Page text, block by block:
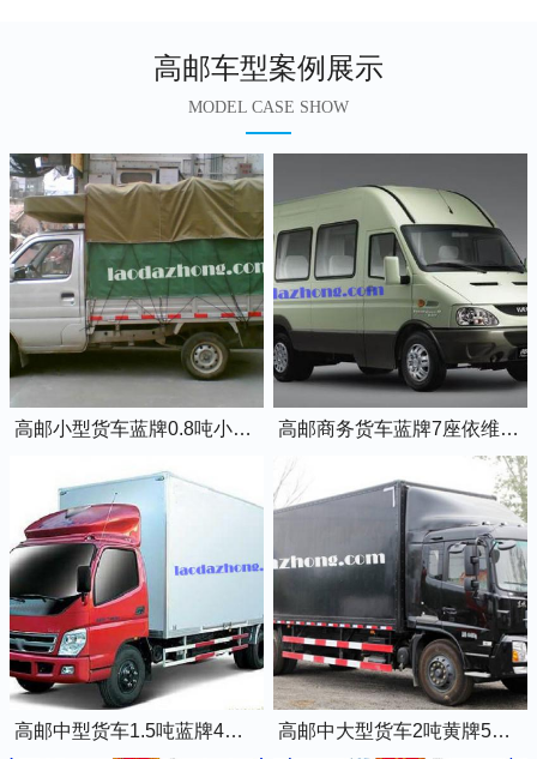
高邮车型案例展示
MODEL CASE SHOW
高邮小型货车蓝牌0.8吨小卡车 高邮商务货车蓝牌7座依维柯全顺车
高邮中型货车1.5吨蓝牌4米2厢式货车 高邮中大型货车2吨黄牌5米2厢式货车